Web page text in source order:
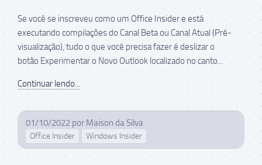
Se você se inscreveu como um Office Insider e está
executando compilações do Canal Beta ou Canal Atual (Pré-
visualização), tudo o que você precisa fazer é deslizar o
botão Experimentar o Novo Outlook localizado no canto...
Continuar lendo...
01/10/2022 por Maison da Silva
Office Insider Windows Insider